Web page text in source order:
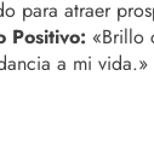
para atraer
Positivo: «Brillo
a mi vida.»